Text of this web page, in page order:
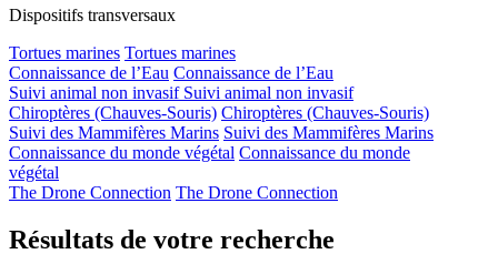
Dispositifs transversaux
Tortues marines Tortues marines
Connaissance de l’Eau Connaissance de l’Eau
Suivi animal non invasif Suivi animal non invasif
Chiroptères (Chauves-Souris) Chiroptères (Chauves-Souris)
Suivi des Mammifères Marins Suivi des Mammifères Marins
Connaissance du monde végétal Connaissance du monde
végétal
The Drone Connection The Drone Connection
Résultats de votre recherche